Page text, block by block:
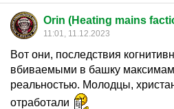
Orin (Heating mains
11:01, 11.12.2023
Вот они, последствия
вбиваемыми в башку
реальностью. Молодцы,
отработали